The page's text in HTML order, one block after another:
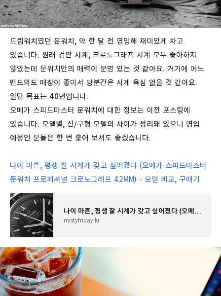
드림워치였던 문워치, 약 한 달 전 영입해 재미있게 차고
있습니다. 원래 검판 시계, 크로노그래프 시계 모두 좋아하지
않았는데 문워치만의 매력이 분명 있는 것 같아요. 거기에 어느
밴드와도 매칭이 좋아서 당분간은 시계 욕심 없을 것 같아요.
일단 목표는 40년입니다.
오메가 스피드마스터 문워치에 대한 정보는 이전 포스팅에
있습니다. 모델별, 신/구형 모델의 차이가 정리돼 있으니 영입
예정인 분들은 한 번 훑어 보셔도 좋겠습니다.
나이 마흔, 평생 찰 시계가 갖고 싶어졌다 (오메가 스피드마스터
문워치 프로페셔널 크로노그래프 42MM) - 모델 비교, 구매기
나이 마흔, 평생 찰 시계가 갖고 싶어졌다 (오메가 스피드마스터 문워치 프로페셔널 크로노그래
mistyfriday.kr